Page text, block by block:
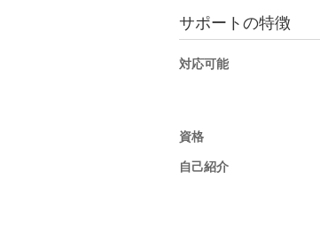
サポートの特徴
対応可能
資格
自己紹介